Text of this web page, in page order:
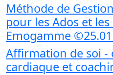
Méthode de
pour les Ados et
Emogamme
Affirmation de soi -
cardiaque et